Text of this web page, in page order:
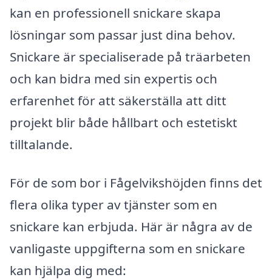
kan en professionell snickare skapa
lösningar som passar just dina behov.
Snickare är specialiserade på träarbeten
och kan bidra med sin expertis och
erfarenhet för att säkerställa att ditt
projekt blir både hållbart och estetiskt
tilltalande.
För de som bor i Fågelvikshöjden finns det
flera olika typer av tjänster som en
snickare kan erbjuda. Här är några av de
vanligaste uppgifterna som en snickare
kan hjälpa dig med: